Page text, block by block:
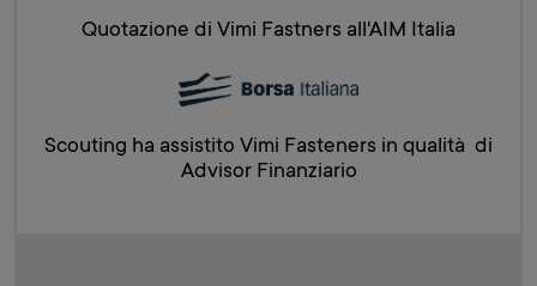
Quotazione di Vimi Fastners all'AIM Italia
Scouting ha assistito Vimi Fasteners in qualità di
Advisor Finanziario